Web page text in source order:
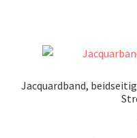
Jacquardband,